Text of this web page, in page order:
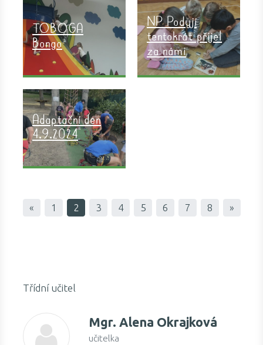
TOBOGA
Bongo
NP Podyjí
tentokrát přijel
za námi
Adaptační den
4.9.2024
« 1 2 3 4 5 6 7 8 »
Třídní učitel
Mgr. Alena Okrajková
učitelka